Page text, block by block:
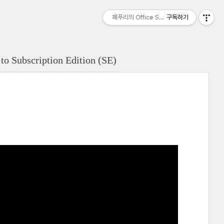
Subscription Edition (SE)
페푸리의 Office Server 이야기
구독하기